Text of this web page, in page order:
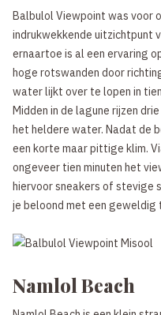
Balbulol Viewpoint was voor
indrukwekkende uitzichtpunt
ernaartoe is al een ervaring
hoge rotswanden door
water lijkt over te lopen in
Midden in de lagune rijzen
het heldere water. Nadat de
een korte maar pittige klim.
ongeveer tien minuten het
hiervoor sneakers of stevige
je beloond met een geweldig
Namlol Beach